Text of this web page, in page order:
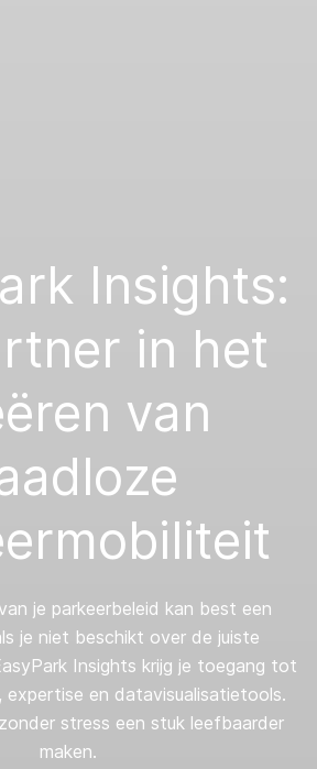
Insights:
in het
van
je parkeerbeleid kan best een
je niet beschikt over de juiste
Insights krijg je toegang tot
expertise en datavisualisatietools.
stress een stuk leefbaarder
maken.